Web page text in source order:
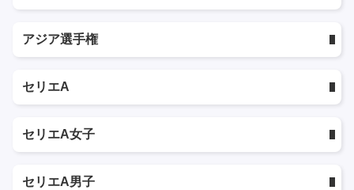
アジア選手権
セリエA
セリエA女子
セリエA男子